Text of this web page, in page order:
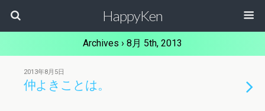
HappyKen
Archives › 8月 5th, 2013
2013年8月5日
仲よきことは。